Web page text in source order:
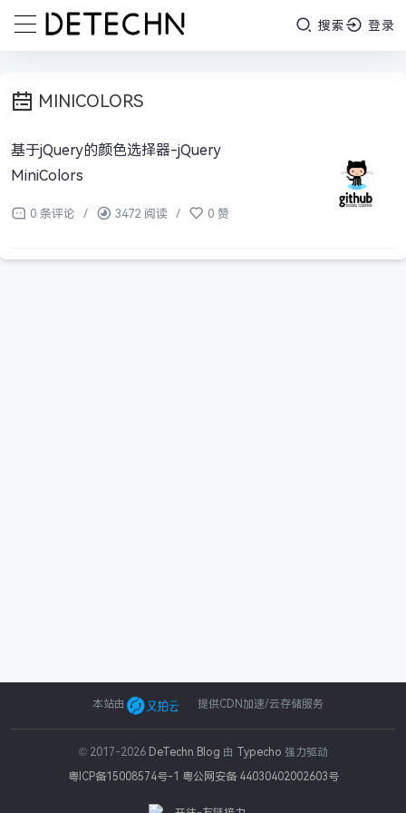
搜索 登录
MINICOLORS
基于jQuery的颜色选择器-jQuery
MiniColors
0 条评论 / 3472 阅读 / 0 赞
本站由 提供CDN加速/云存储服务
© 2017-2026 DeTechn Blog 由 Typecho 强力驱动
粤ICP备15008574号-1 粤公网安备 44030402002603号